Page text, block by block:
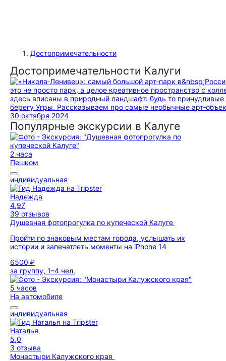
Достопримечательности
Достопримечательности Калуги
это не просто парк, а целое креативное пространство с
здесь вписаны в природный ландшафт: будь то
берегу Угры. Рассказываем про самые необычные
30 октября 2024
Популярные экскурсии в Калуге
2 часа
Пешком
индивидуальная
Надежда
4,97
39 отзывов
Душевная фотопрогулка по купеческой Калуге
Пройти по знаковым местам города, услышать их
истории и запечатлеть моменты на iPhone 14
6500 ₽
за группу, 1–4 чел.
5 часов
На автомобиле
индивидуальная
Наталья
5,0
3 отзыва
Монастыри Калужского края